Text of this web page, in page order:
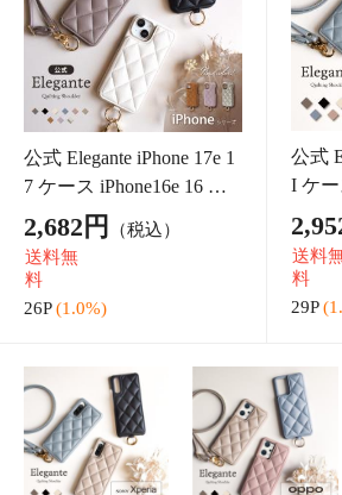
2,682円（税込）
送料無
料
クレカ
auかんたん決済
ワイモバイルまとめて支払い
2,412円
クレカ
auかんたん決済
ワイモバイルまとめ
2,142円 （税込）
送料無
料 1,242円 （税込）